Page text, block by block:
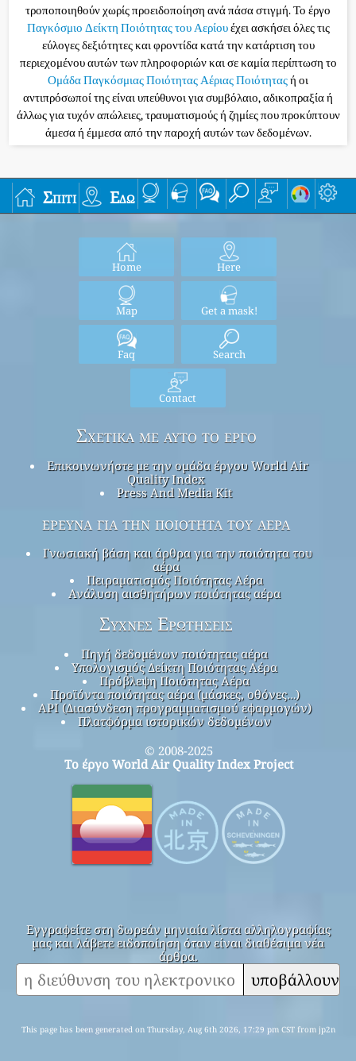
τροποποιηθούν χωρίς προειδοποίηση ανά πάσα στιγμή. Το έργο
Παγκόσμιο Δείκτη Ποιότητας του Αερίουέχει ασκήσει όλες τις
εύλογες δεξιότητες και φροντίδα κατά την κατάρτιση του
περιεχομένου αυτών των πληροφοριών και σε καμία περίπτωση το
Ομάδα Παγκόσμιας Ποιότητας Αέριας Ποιότηταςή οι
αντιπρόσωποί της είναι υπεύθυνοι για συμβόλαιο, αδικοπραξία ή
άλλως για τυχόν απώλειες, τραυματισμούς ή ζημίες που προκύπτουν
άμεσα ή έμμεσα από την παροχή αυτών των δεδομένων.
Σπίτι Εδώ
Home Here
Map Get a mask!
Faq Search
Contact
Σχετικά με αυτό το έργο
Επικοινωνήστε με την ομάδα έργου World Air
Quality Index
Press And Media Kit
έρευνα για την ποιότητα του αέρα
Γνωσιακή βάση και άρθρα για την ποιότητα του
αέρα
Πειραματισμός Ποιότητας Αέρα
Ανάλυση αισθητήρων ποιότητας αέρα
Συχνές Ερωτήσεις
Πηγή δεδομένων ποιότητας αέρα
Υπολογισμός Δείκτη Ποιότητας Αέρα
Πρόβλεψη Ποιότητας Αέρα
Προϊόντα ποιότητας αέρα (μάσκες, οθόνες…)
API (Διασύνδεση προγραμματισμού εφαρμογών)
Πλατφόρμα ιστορικών δεδομένων
© 2008-2025
Το έργο World Air Quality Index Project
Εγγραφείτε στη δωρεάν μηνιαία λίστα αλληλογραφίας
μας και λάβετε ειδοποίηση όταν είναι διαθέσιμα νέα
άρθρα.
υποβάλλουν
This page has been generated on Thursday, Aug 6th 2026, 17:29 pm CST from jp2n